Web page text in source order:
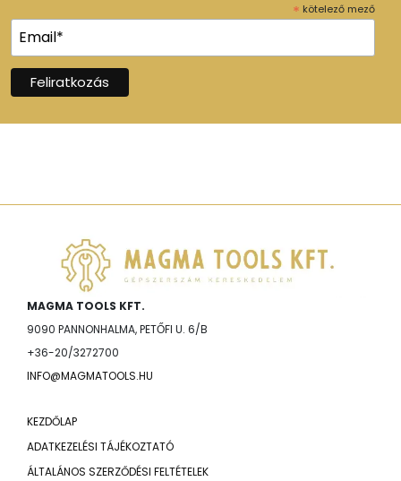
* kötelező mező
MAGMA TOOLS KFT.
9090 PANNONHALMA, PETŐFI U. 6/B
+36-20/3272700
INFO@MAGMATOOLS.HU
KEZDŐLAP
ADATKEZELÉSI TÁJÉKOZTATÓ
ÁLTALÁNOS SZERZŐDÉSI FELTÉTELEK